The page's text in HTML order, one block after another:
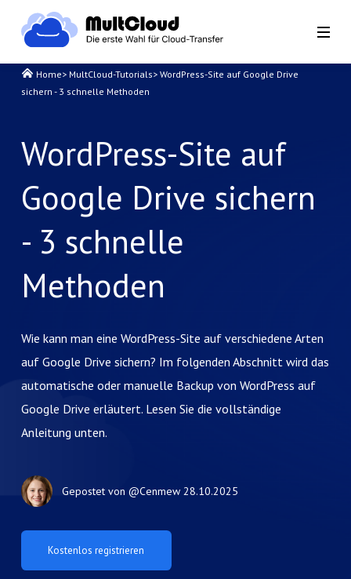
Home> MultCloud-Tutorials> WordPress-Site auf Google Drive
sichern - 3 schnelle Methoden
WordPress-Site auf
Google Drive sichern
- 3 schnelle
Methoden
Wie kann man eine WordPress-Site auf verschiedene Arten
auf Google Drive sichern? Im folgenden Abschnitt wird das
automatische oder manuelle Backup von WordPress auf
Google Drive erläutert. Lesen Sie die vollständige
Anleitung unten.
Gepostet von @Cenmew 28.10.2025